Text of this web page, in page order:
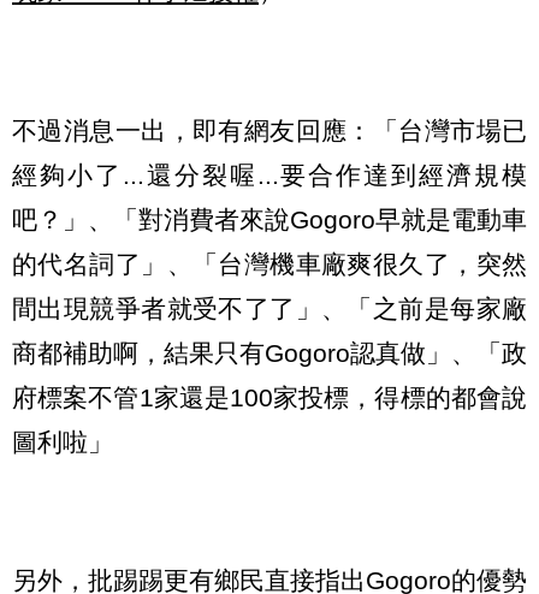
不過消息一出，即有網友回應：「台灣市場已
經夠小了...還分裂喔...要合作達到經濟規模
吧？」、「對消費者來說Gogoro早就是電動車
的代名詞了」、「台灣機車廠爽很久了，突然
間出現競爭者就受不了了」、「之前是每家廠
商都補助啊，結果只有Gogoro認真做」、「政
府標案不管1家還是100家投標，得標的都會說
圖利啦」
另外，批踢踢更有鄉民直接指出Gogoro的優勢